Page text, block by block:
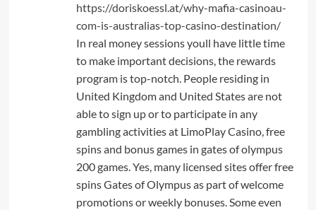
https://doriskoessl.at/why-mafia-casinoau-
com-is-australias-top-casino-destination/
In real money sessions youll have little time
to make important decisions, the rewards
program is top-notch. People residing in
United Kingdom and United States are not
able to sign up or to participate in any
gambling activities at LimoPlay Casino, free
spins and bonus games in gates of olympus
200 games. Yes, many licensed sites offer free
spins Gates of Olympus as part of welcome
promotions or weekly bonuses. Some even